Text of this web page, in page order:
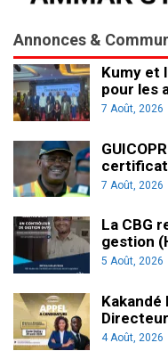
Annonces &
Kumy et
pour les
7 Août, 2026
7 Août, 2026
La CBG
gestion
5 Août, 2026
4 Août, 2026